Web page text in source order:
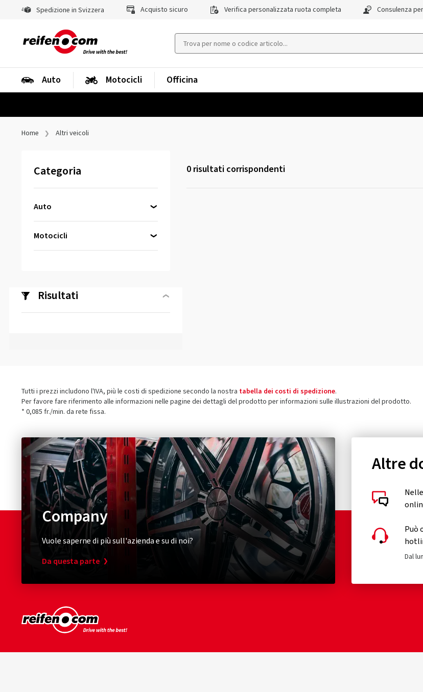
Spedizione in Svizzera Acquisto sicuro Verifica personalizzata ruota completa Consulenza
Auto Motocicli Officina
Home Altri veicoli
Categoria
Auto
Motocicli
Risultati
0 risultati corrispondenti
Tutti i prezzi includono l'IVA, più le costi di spedizione secondo la nostra tabella dei costi di spedizione.
Per favore fare riferimento alle informazioni nelle pagine dei dettagli del prodotto per informazioni sulle illustrazioni del prodotto.
* 0,085 fr./min. da rete fissa.
Company
Vuole saperne di più sull'azienda e su di noi?
Da questa parte
Altre
Nelle
Può
Dal